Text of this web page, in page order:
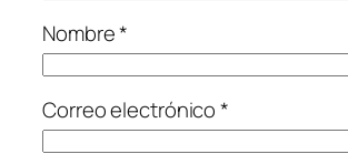
Nombre*
Correo electrónico*